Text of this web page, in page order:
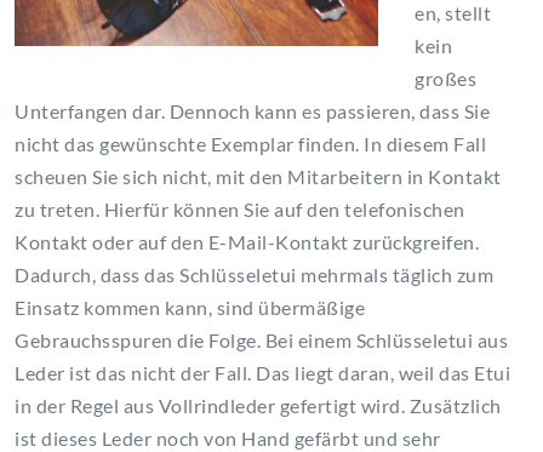
en, stellt
kein
großes
Unterfangen dar. Dennoch kann es passieren, dass Sie
nicht das gewünschte Exemplar finden. In diesem Fall
scheuen Sie sich nicht, mit den Mitarbeitern in Kontakt
zu treten. Hierfür können Sie auf den telefonischen
Kontakt oder auf den E-Mail-Kontakt zurückgreifen.
Dadurch, dass das Schlüsseletui mehrmals täglich zum
Einsatz kommen kann, sind übermäßige
Gebrauchsspuren die Folge. Bei einem Schlüsseletui aus
Leder ist das nicht der Fall. Das liegt daran, weil das Etui
in der Regel aus Vollrindleder gefertigt wird. Zusätzlich
ist dieses Leder noch von Hand gefärbt und sehr